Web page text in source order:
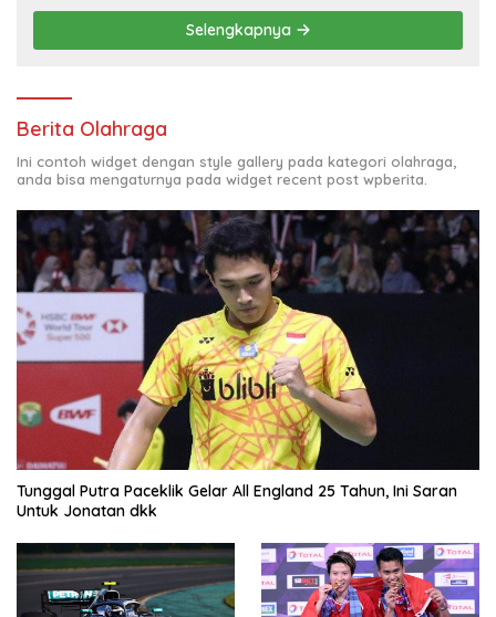
Selengkapnya
Berita Olahraga
Ini contoh widget dengan style gallery pada kategori olahraga,
anda bisa mengaturnya pada widget recent post wpberita.
Tunggal Putra Paceklik Gelar All England 25 Tahun, Ini Saran
Untuk Jonatan dkk